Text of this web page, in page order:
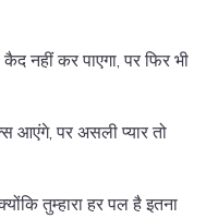
नहीं कर पाएगा, पर फिर भी
आएंगे, पर असली प्यार तो
तुम्हारा हर पल है इतना